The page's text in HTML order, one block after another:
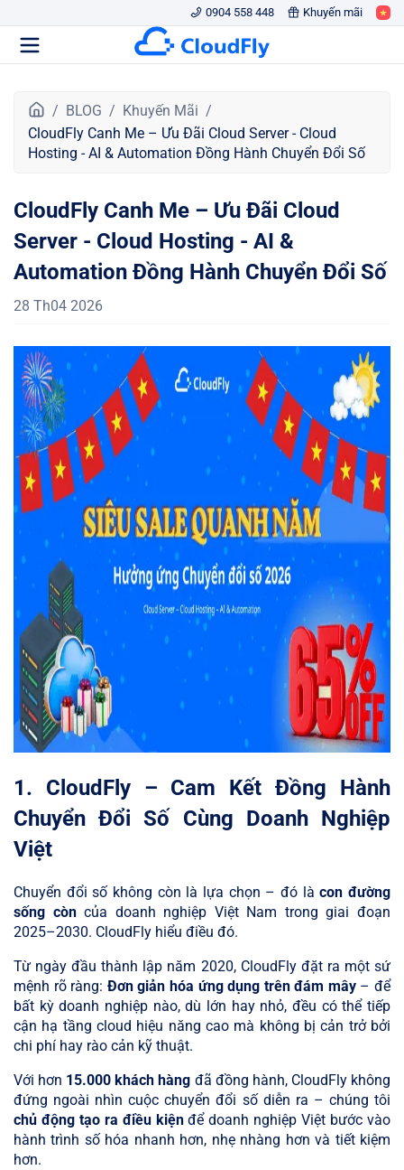
0904 558 448 Khuyến mãi
r
a
c
ủ
BLOG
Khuyến Mãi
CloudFly Canh Me – Ưu Đãi Cloud Server - Cloud
Hosting - AI & Automation Đồng Hành Chuyển Đổi Số
CloudFly Canh Me – Ưu Đãi Cloud
Server - Cloud Hosting - AI &
Automation Đồng Hành Chuyển Đổi Số
28 Th04 2026
1. CloudFly – Cam Kết Đồng Hành
Chuyển Đổi Số Cùng Doanh Nghiệp
Việt
Chuyển đổi số không còn là lựa chọn – đó làcon đường
sống còncủa doanh nghiệp Việt Nam trong giai đoạn
2025–2030. CloudFly hiểu điều đó.
Từ ngày đầu thành lập năm 2020, CloudFly đặt ra một sứ
mệnh rõ ràng: Đơn giản hóa ứng dụng trên đám mây– để
bất kỳ doanh nghiệp nào, dù lớn hay nhỏ, đều có thể tiếp
cận hạ tầng cloud hiệu năng cao mà không bị cản trở bởi
chi phí hay rào cản kỹ thuật.
Với hơn 15.000 khách hàng đã đồng hành, CloudFly không
đứng ngoài nhìn cuộc chuyển đổi số diễn ra – chúng tôi
chủ động tạo ra điều kiệnđể doanh nghiệp Việt bước vào
hành trình số hóa nhanh hơn, nhẹ nhàng hơn và tiết kiệm
hơn.